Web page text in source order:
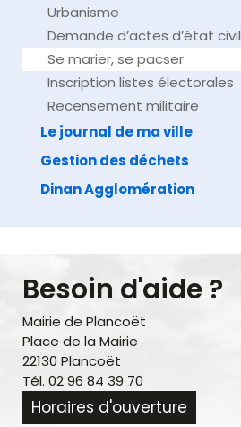
Urbanisme
Demande d’actes d’état civil
Se marier, se pacser
Inscription listes électorales
Recensement militaire
Le journal de ma ville
Gestion des déchets
Dinan Agglomération
Besoin d'aide ?
Mairie de Plancoët
Place de la Mairie
22130 Plancoët
Tél. 02 96 84 39 70
Horaires d'ouverture